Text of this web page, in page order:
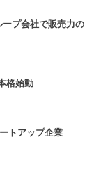
ープ会社で販売力の
格始動
トアップ企業